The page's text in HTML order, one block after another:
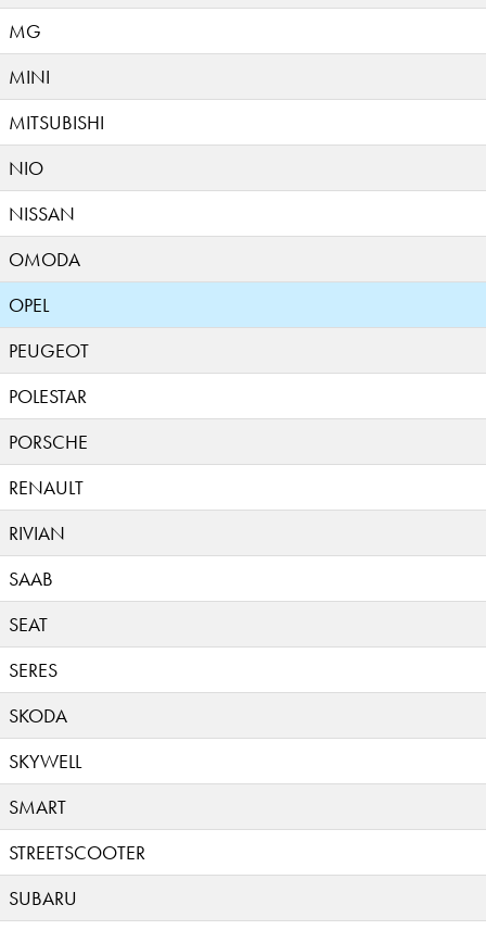
MG
MINI
MITSUBISHI
NIO
NISSAN
OMODA
OPEL
PEUGEOT
POLESTAR
PORSCHE
RENAULT
RIVIAN
SAAB
SEAT
SERES
SKODA
SKYWELL
SMART
STREETSCOOTER
SUBARU